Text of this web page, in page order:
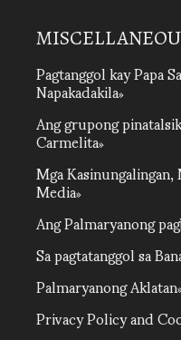
Pagtanggol kay Papa
Napakadakila
Ang grupong
Carmelita
Mga
Media
Ang Palmaryanong
Sa pagtatanggol sa
Palmaryanong Aklatan
Privacy Policy and